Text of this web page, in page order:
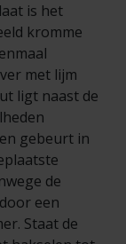
is het
kromme
met lijm
ligt naast de
gebeurt in
de
een
Staat de